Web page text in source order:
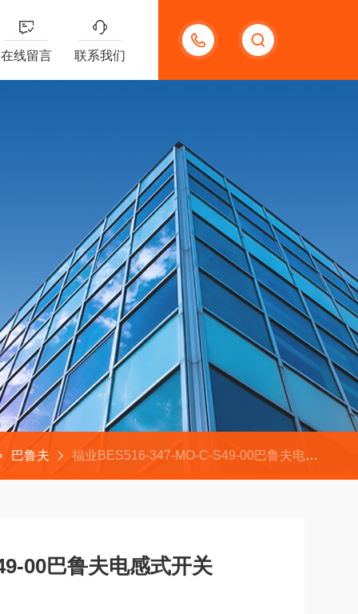
13132097161
在线留言 联系我们
巴鲁夫 福业BES516-347-MO-C-S49-00巴鲁夫电感式开关
00巴鲁夫电感式开关